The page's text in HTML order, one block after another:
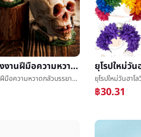
ข้ามพรมแดนยางงานฝีมือความหวาดกลัวบรรยากาศเครื่องประดับวันฮาโลวีนความหลากหลายกะโหลกศีรษะหัวเครื่องประดับวันฮาโลวีนกุหลาบหัวéª¨
ข้ามพรมแดนยางงานฝีมือความหวาดกลัวบรรยากาศเครื่องประดับวันฮาโลวีนความหลากหลายกะโหลกศีรษะหัวเครื่องประดับวันฮาโลวีนกุหลาบหัวéª¨
฿30.31